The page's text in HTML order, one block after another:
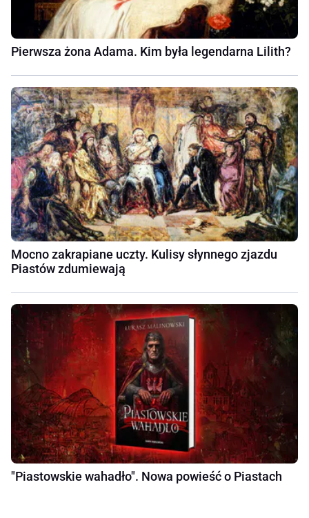
Pierwsza żona Adama. Kim była legendarna Lilith?
Mocno zakrapiane uczty. Kulisy słynnego zjazdu
Piastów zdumiewają
"Piastowskie wahadło". Nowa powieść o Piastach